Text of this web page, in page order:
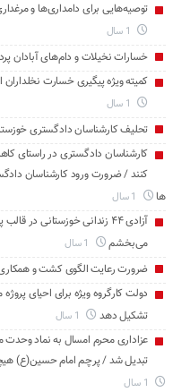
توصیه‌هایی برای دامداری‌ها و
خسارات نخیلات و دام‌های آبادان
کمیته ویژه پیگیری خسارت
تحلیف کارشناسان دادگستری
کارشناسان دادگستری در راستای
کنند / ضرورت ورود کارشناسان
ها
آزادی ۴۴ زندانی خوزستانی
می‌بخشم
ضرورت رعایت الگوی کشت و
دولت کارگروه ویژه برای احیای
تشکیل دهد
عزاداری محرم امسال به نماد وحدت
تبدیل شد / پرچم امام حسین(ع)